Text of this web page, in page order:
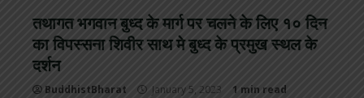
तथागत भगवान बुध्द के मार्ग पर चलने के लिए १० दिन
का विपस्सना शिवीर साथ मे बुध्द के प्रमुख स्थल के
दर्शन
BuddhistBharat January 5, 2023 1 min read